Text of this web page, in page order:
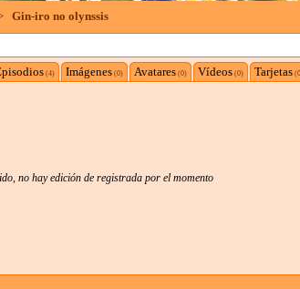
Gin-iro no olynssis
(4) Imágenes(0) Avatares(0) Vídeos(0) Tarjetas
no hay edición de registrada por el momento